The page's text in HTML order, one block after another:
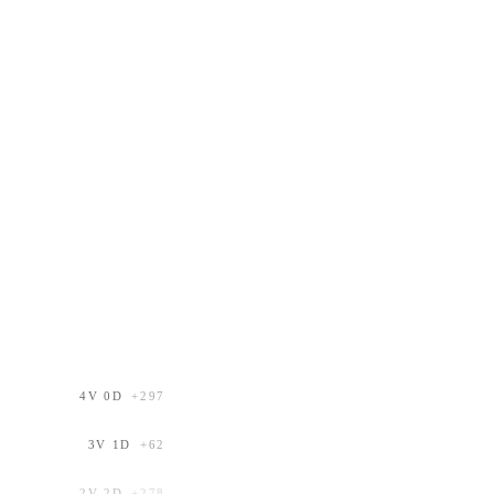
4V0 D +297
3V 1D +62